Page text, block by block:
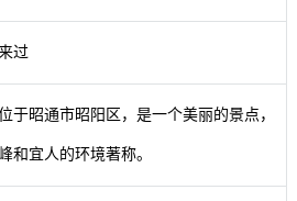
过
于昭通市昭阳区，是一个美丽的景点，
和宜人的环境著称。